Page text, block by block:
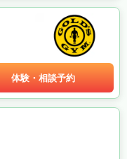
体験・相談予約